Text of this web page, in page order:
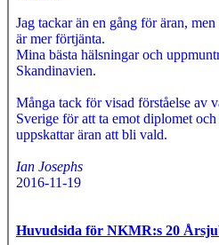
Jag tackar än en gång för äran,
är mer förtjänta.
Mina bästa hälsningar och
Skandinavien.
Många tack för visad förståelse av
Sverige för att ta emot diplomet
uppskattar äran att bli vald.
Ian Josephs
2016-11-19
Huvudsida för NKMR:s 20